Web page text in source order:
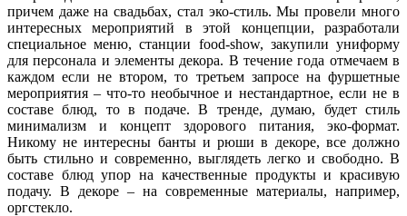
причем даже на свадьбах, стал эко-стиль. Мы провели много
интересных мероприятий в этой концепции, разработали
специальное меню, станции food-show, закупили униформу
для персонала и элементы декора. В течение года отмечаем в
каждом если не втором, то третьем запросе на фуршетные
мероприятия – что-то необычное и нестандартное, если не в
составе блюд, то в подаче. В тренде, думаю, будет стиль
минимализм и концепт здорового питания, эко-формат.
Никому не интересны банты и рюши в декоре, все должно
быть стильно и современно, выглядеть легко и свободно. В
составе блюд упор на качественные продукты и красивую
подачу. В декоре – на современные материалы, например,
оргстекло.